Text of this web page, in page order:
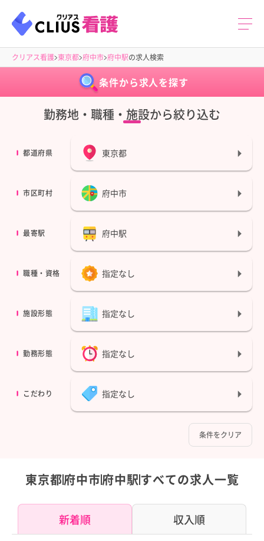
クリアス看護 東京都 府中市 府中駅の求人検索
条件から求人を探す
勤務地・職種・施設から絞り込む
都道府県 東京都
市区町村 府中市
最寄駅 府中駅
職種・資格 指定なし
施設形態 指定なし
勤務形態 指定なし
こだわり 指定なし
条件をクリア
東京都府中市府中駅すべての求人一覧
新着順 収入順